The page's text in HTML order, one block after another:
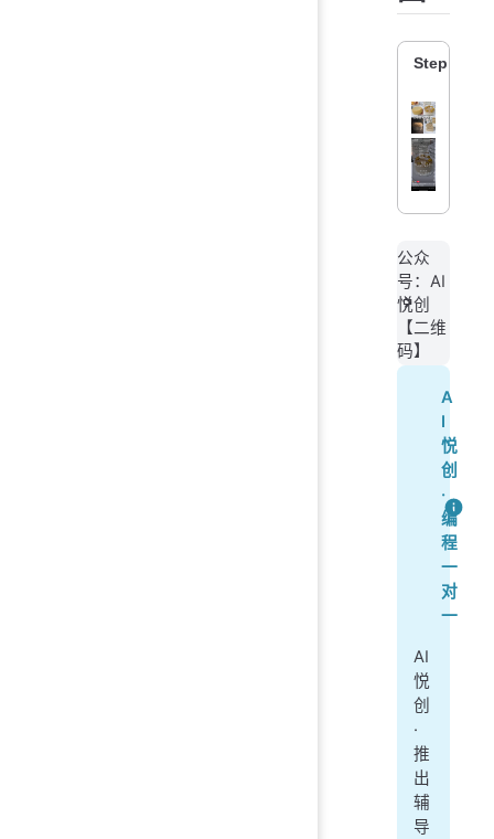
Step 0
公众
号：AI
悦创
【二维
码】
A
I
悦
创
·
编
程
一
对
一
AI
悦
创
·
推
出
辅
导